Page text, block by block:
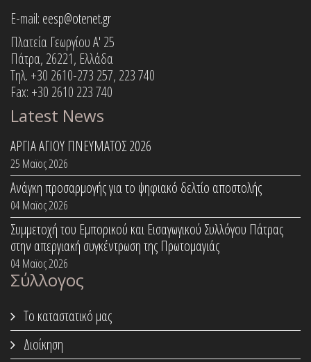
E-mail: eesp@otenet.gr
Πλατεία Γεωργίου Α' 25
Πάτρα, 26221, Ελλάδα
Τηλ. +30 2610-273 257, 223 740
Fax: +30 2610 223 740
Latest News
ΑΡΓΙΑ ΑΓΙΟΥ ΠΝΕΥΜΑΤΟΣ 2026
25 Μαϊος 2026
Ανάγκη προσαρμογής για το ψηφιακό δελτίο αποστολής
04 Μαϊος 2026
Συμμετοχή του Εμπορικού και Εισαγωγικού Συλλόγου Πάτρας
στην απεργιακή συγκέντρωση της Πρωτομαγιάς
04 Μαϊος 2026
Σύλλογος
Το καταστατικό μας
Διοίκηση